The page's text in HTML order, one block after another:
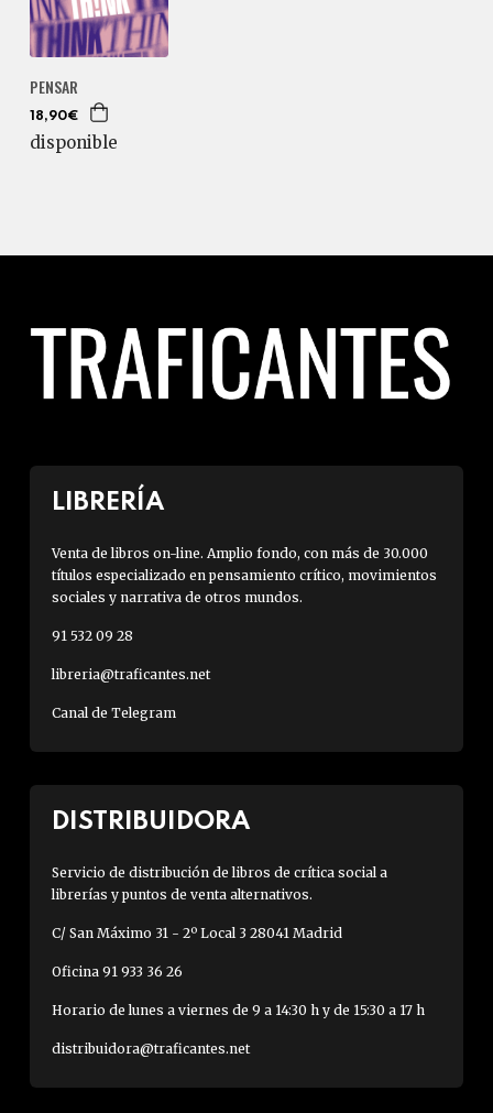
PENSAR
18,90€
disponible
LIBRERÍA
Venta de libros on-line. Amplio fondo, con más de 30.000
títulos especializado en pensamiento crítico, movimientos
sociales y narrativa de otros mundos.
91 532 09 28
libreria@traficantes.net
Canal de Telegram
DISTRIBUIDORA
Servicio de distribución de libros de crítica social a
librerías y puntos de venta alternativos.
C/ San Máximo 31 - 2º Local 3 28041 Madrid
Oficina 91 933 36 26
Horario de lunes a viernes de 9 a 14:30 h y de 15:30 a 17 h
distribuidora@traficantes.net